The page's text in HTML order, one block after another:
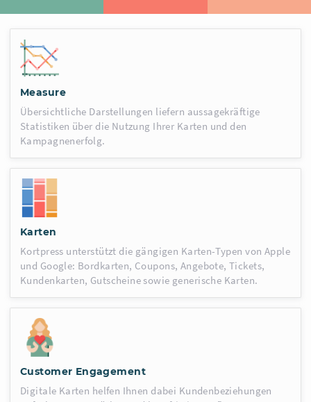
Measure
Übersichtliche Darstellungen liefern aussagekräftige
Statistiken über die Nutzung Ihrer Karten und den
Kampagnenerfolg.
Karten
Kortpress unterstützt die gängigen Karten-Typen von Apple
und Google: Bordkarten, Coupons, Angebote, Tickets,
Kundenkarten, Gutscheine sowie generische Karten.
Customer Engagement
Digitale Karten helfen Ihnen dabei Kundenbeziehungen